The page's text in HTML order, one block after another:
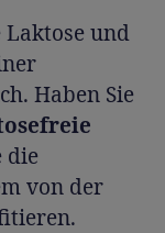
und
Haben Sie
die
von der